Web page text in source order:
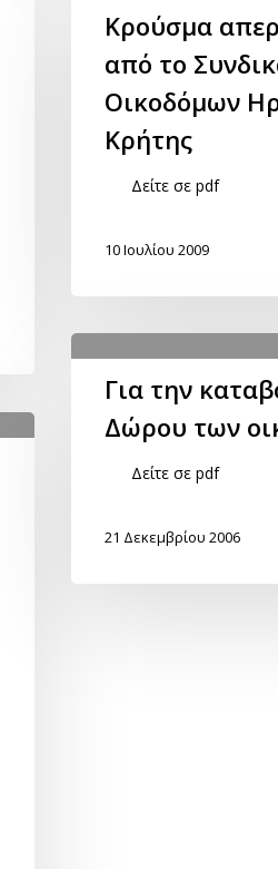
Kρούσμα
από το
Οικοδόμων
Κρήτης
Δείτε σε pdf
10 Ιουλίου 2009
Για την
Δώρου των
Δείτε σε pdf
21 Δεκεμβρίου 2006